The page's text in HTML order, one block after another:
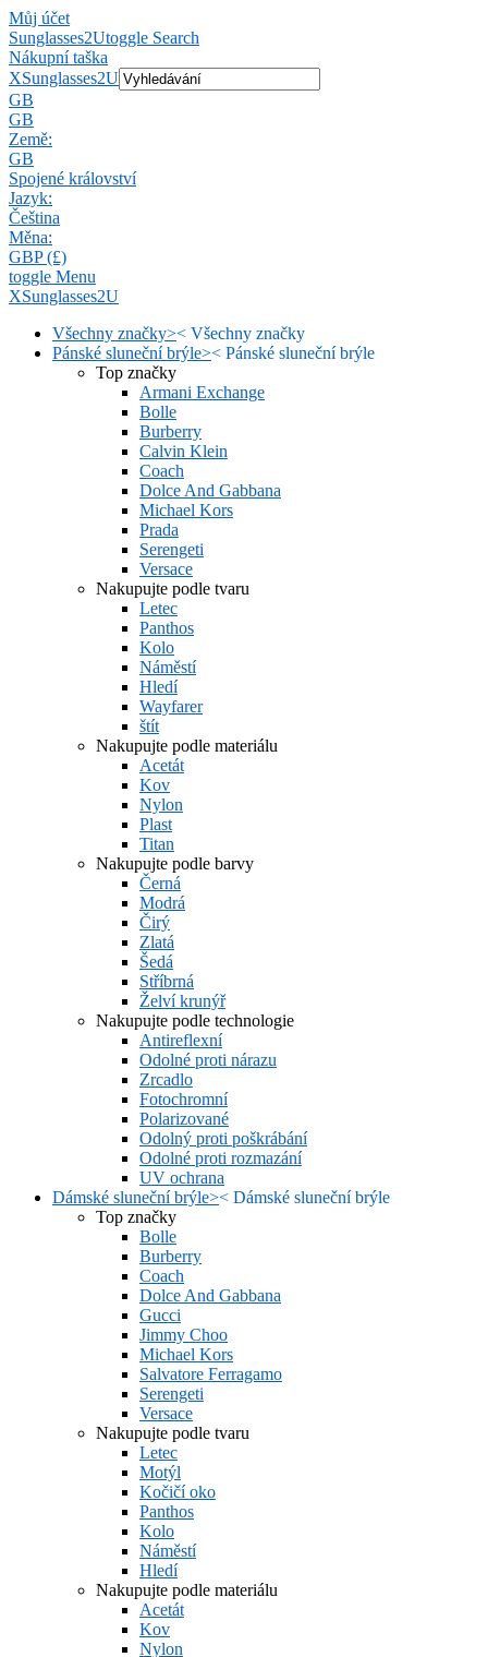
Můj účet
Sunglasses2Utoggle Search
Nákupní taška
XSunglasses2U
GB
GB
Země:
GB
Spojené království
Jazyk:
Čeština
Měna:
GBP (£)
toggle Menu
XSunglasses2U
Všechny značky>< Všechny značky
Pánské sluneční brýle>< Pánské sluneční brýle
Top značky
Armani Exchange
Bolle
Burberry
Calvin Klein
Coach
Dolce And Gabbana
Michael Kors
Prada
Serengeti
Versace
Nakupujte podle tvaru
Letec
Panthos
Kolo
Náměstí
Hledí
Wayfarer
štít
Nakupujte podle materiálu
Acetát
Kov
Nylon
Plast
Titan
Nakupujte podle barvy
Černá
Modrá
Čirý
Zlatá
Šedá
Stříbrná
Želví krunýř
Nakupujte podle technologie
Antireflexní
Odolné proti nárazu
Zrcadlo
Fotochromní
Polarizované
Odolný proti poškrábání
Odolné proti rozmazání
UV ochrana
Dámské sluneční brýle>< Dámské sluneční brýle
Top značky
Bolle
Burberry
Coach
Dolce And Gabbana
Gucci
Jimmy Choo
Michael Kors
Salvatore Ferragamo
Serengeti
Versace
Nakupujte podle tvaru
Letec
Motýl
Kočičí oko
Panthos
Kolo
Náměstí
Hledí
Nakupujte podle materiálu
Acetát
Kov
Nylon